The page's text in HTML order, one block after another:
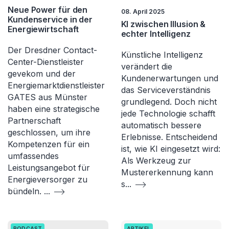
Neue Power für den
Kundenservice in der
Energiewirtschaft
Der Dresdner Contact-
Center-Dienstleister
gevekom und der
Energiemarktdienstleister
GATES aus Münster
haben eine strategische
Partnerschaft
geschlossen, um ihre
Kompetenzen für ein
umfassendes
Leistungsangebot für
Energieversorger zu
bündeln. ...
08. April 2025
KI zwischen Illusion &
echter Intelligenz
Künstliche Intelligenz
verändert die
Kundenerwartungen und
das Serviceverständnis
grundlegend. Doch nicht
jede Technologie schafft
automatisch bessere
Erlebnisse. Entscheidend
ist, wie KI eingesetzt wird:
Als Werkzeug zur
Mustererkennung kann
s...